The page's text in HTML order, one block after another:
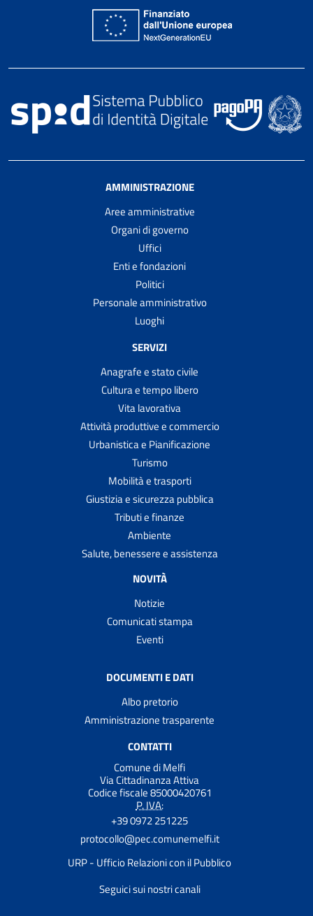
AMMINISTRAZIONE
Aree amministrative
Organi di governo
Uffici
Enti e fondazioni
Politici
Personale amministrativo
Luoghi
SERVIZI
Anagrafe e stato civile
Cultura e tempo libero
Vita lavorativa
Attività produttive e commercio
Urbanistica e Pianificazione
Turismo
Mobilità e trasporti
Giustizia e sicurezza pubblica
Tributi e finanze
Ambiente
Salute, benessere e assistenza
NOVITÀ
Notizie
Comunicati stampa
Eventi
DOCUMENTI E DATI
Albo pretorio
Amministrazione trasparente
CONTATTI
Comune di Melfi
Via Cittadinanza Attiva
Codice fiscale 85000420761
P. IVA:
+39 0972 251225
protocollo@pec.comunemelfi.it
URP - Ufficio Relazioni con il Pubblico
Seguici sui nostri canali